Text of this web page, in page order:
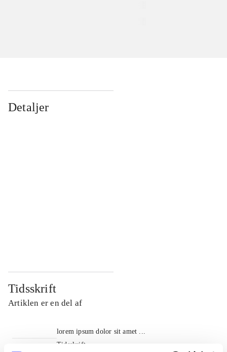
Detaljer
Tidsskrift
Artiklen er en del af
lorem ipsum dolor sit amet ...
Tidsskrift